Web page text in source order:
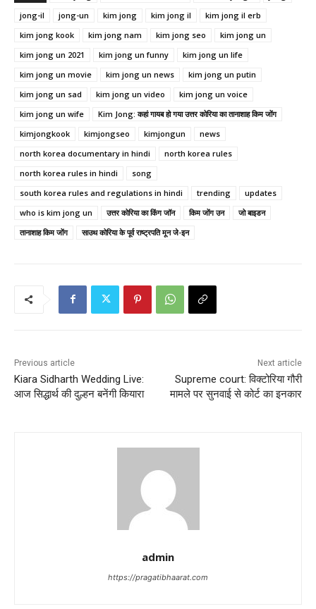
jong-il
jong-un kim jong kim jong il
kim jong il erb
kim jong kook
kim jong nam kim jong seo
kim jong un
kim jong un 2021
kim jong un funny
kim jong un life
kim jong un movie
kim jong un news
kim jong un putin
kim jong un sad
kim jong un video
kim jong un voice
kim jong un wife
Kim Jong: कहां गायब हो गया उत्तर कोरिया का तानाशाह किम जोंग
kimjongkook
kimjongseo kimjongun
news
north korea documentary in hindi
north korea rules
north korea rules in hindi
song
south korea rules and regulations in hindi
trending
updates
who is kim jong un
उत्तर कोरिया का किंग जॉन किम जोंग उन
जो बाइडन
तानाशाह किम जोंग
साउथ कोरिया के पूर्व राष्ट्रपति मून जे-इन
Previous article
Kiara Sidharth Wedding Live:
आज सिद्धार्थ की दुल्हन बनेंगी कियारा
Next article
Supreme court: विक्टोरिया गौरी
मामले पर सुनवाई से कोर्ट का इनकार
admin
https://pragatibhaarat.com